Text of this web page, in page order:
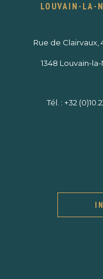
LOUVAIN-LA-
Rue de Clairvaux,
1348 Louvain-
Tél. : +32